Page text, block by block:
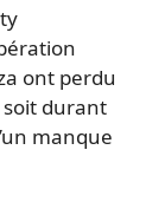
ont perdu
soit durant
manque